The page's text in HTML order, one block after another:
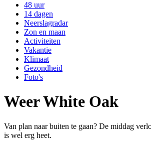
48 uur
14 dagen
Neerslagradar
Zon en maan
Activiteiten
Vakantie
Klimaat
Gezondheid
Foto's
Weer White Oak
Van plan naar buiten te gaan? De middag
is wel erg heet.